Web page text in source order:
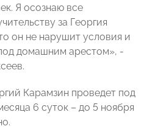
Я осознаю все
за Георгия
он не нарушит условия и
домашним арестом», -
Карамзин проведет под
6 суток – до 5 ноября